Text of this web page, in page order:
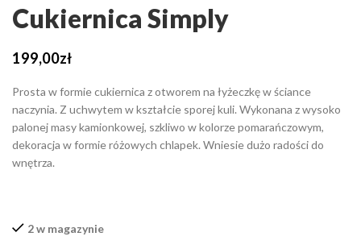
Cukiernica Simply
199,00zł
Prosta w formie cukiernica z otworem na łyżeczkę w ściance
naczynia. Z uchwytem w kształcie sporej kuli. Wykonana z wysoko
palonej masy kamionkowej, szkliwo w kolorze pomarańczowym,
dekoracja w formie różowych chlapek. Wniesie dużo radości do
wnętrza.
2 w magazynie